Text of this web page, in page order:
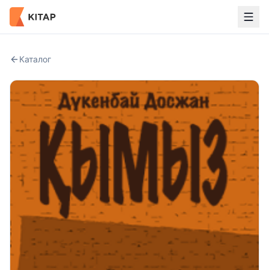
Каталог